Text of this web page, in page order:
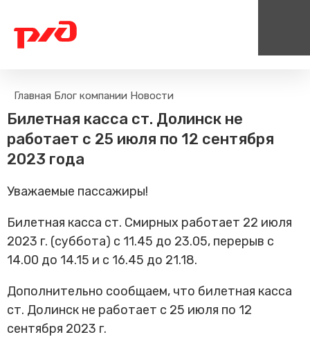
Пассажирам
Билетные кассы на станциях
Тарифы и льготы
Камеры хранения
пассажирам
Прочие услуги
Моя карта попала в стоп-
лист
Трансфер пассажиров
на сайт
Организованные туры
Единый номер вызова экстренных служб
112
Главная Блог компании Новости
Билетная касса ст. Долинск не
работает с 25 июля по 12 сентября
2023 года
Уважаемые пассажиры!
Билетная касса ст. Смирных работает 22 июля
2023 г. (суббота) с 11.45 до 23.05, перерыв с
14.00 до 14.15 и с 16.45 до 21.18.
Дополнительно сообщаем, что билетная касса
ст. Долинск не работает с 25 июля по 12
сентября 2023 г.